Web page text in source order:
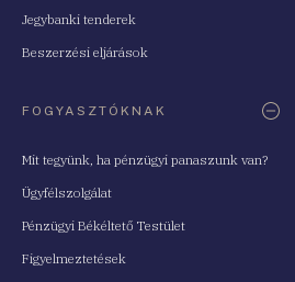
Jegybanki tenderek
Beszerzési eljárások
FOGYASZTÓKNAK
Mit tegyünk, ha pénzügyi panaszunk van?
Ügyfélszolgálat
Pénzügyi Békéltető Testület
Figyelmeztetések